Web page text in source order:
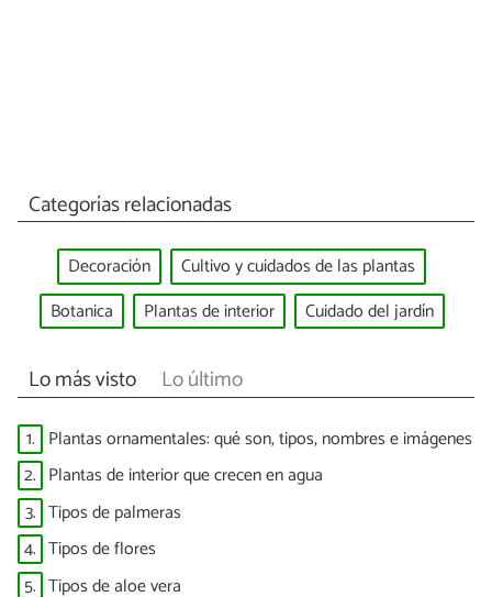
Categorías relacionadas
Decoración
Cultivo y cuidados de las plantas
Botanica
Plantas de interior Cuidado del jardín
Lo más visto Lo último
1. Plantas ornamentales: qué son, tipos, nombres e imágenes
2. Plantas de interior que crecen en agua
3. Tipos de palmeras
4. Tipos de flores
5. Tipos de aloe vera